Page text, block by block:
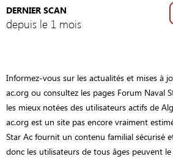
DERNIER SCAN
depuis le 1 mois
Informez-vous sur les actualités et mises à
ac.org ou consultez les pages Forum Naval
les mieux notées des utilisateurs actifs de
ac.org est un site pas encore vraiment
Star Ac fournit un contenu familial sécurisé
donc les utilisateurs de tous âges peuvent